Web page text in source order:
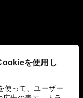
を使用し
使って、ユーザー